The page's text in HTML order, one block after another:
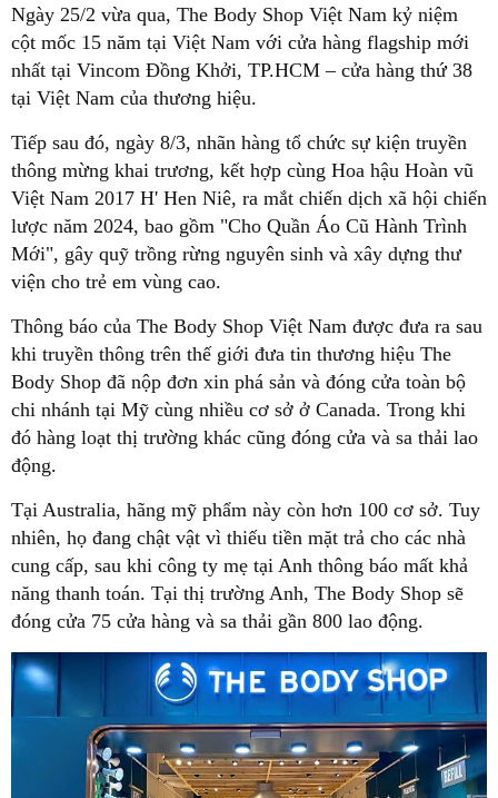
Ngày 25/2 vừa qua, The Body Shop Việt Nam kỷ niệm
cột mốc 15 năm tại Việt Nam với cửa hàng flagship mới
nhất tại Vincom Đồng Khởi, TP.HCM – cửa hàng thứ 38
tại Việt Nam của thương hiệu.
Tiếp sau đó, ngày 8/3, nhãn hàng tổ chức sự kiện truyền
thông mừng khai trương, kết hợp cùng Hoa hậu Hoàn vũ
Việt Nam 2017 H' Hen Niê, ra mắt chiến dịch xã hội chiến
lược năm 2024, bao gồm "Cho Quần Áo Cũ Hành Trình
Mới", gây quỹ trồng rừng nguyên sinh và xây dựng thư
viện cho trẻ em vùng cao.
Thông báo của The Body Shop Việt Nam được đưa ra sau
khi truyền thông trên thế giới đưa tin thương hiệu The
Body Shop đã nộp đơn xin phá sản và đóng cửa toàn bộ
chi nhánh tại Mỹ cùng nhiều cơ sở ở Canada. Trong khi
đó hàng loạt thị trường khác cũng đóng cửa và sa thải lao
động.
Tại Australia, hãng mỹ phẩm này còn hơn 100 cơ sở. Tuy
nhiên, họ đang chật vật vì thiếu tiền mặt trả cho các nhà
cung cấp, sau khi công ty mẹ tại Anh thông báo mất khả
năng thanh toán. Tại thị trường Anh, The Body Shop sẽ
đóng cửa 75 cửa hàng và sa thải gần 800 lao động.